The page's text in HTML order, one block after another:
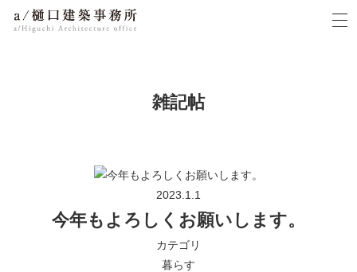
雑記帖
2023.1.1
今年もよろしくお願いします。
カテゴリ
暮らす
t